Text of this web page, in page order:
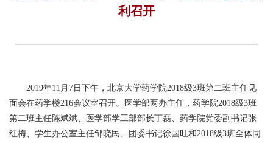
利召开
2019年11月7日下午，北京大学药学院2018级3班第二班主任见
面会在药学楼216会议室召开。医学部两办主任，药学院2018级3班
第二班主任陈斌斌、医学部学工部部长丁磊、药学院党委副书记张
红梅、学生办公室主任邹晓民、团委书记徐国旺和2018级3班全体同